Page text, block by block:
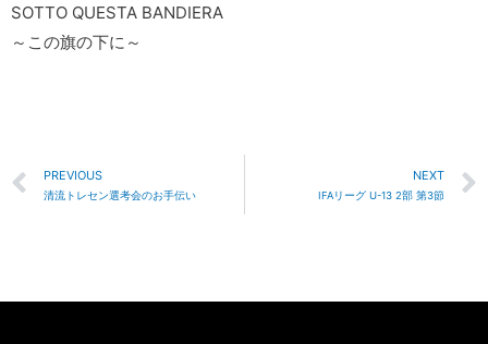
SOTTO QUESTA BANDIERA
～この旗の下に～
PREVIOUS
清流トレセン選考会のお手伝い
NEXT
IFAリーグ U-13 2部 第3節